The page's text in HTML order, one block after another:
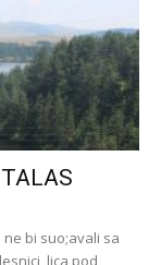
bi suo;avali sa